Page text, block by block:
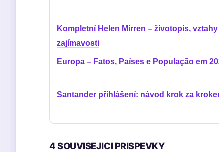
Kompletní Helen Mirren – životopis, vztahy
zajímavosti
Europa – Fatos, Países e População em
Santander přihlášení: návod krok za
4 SOUVISEJICI PRISPEVKY